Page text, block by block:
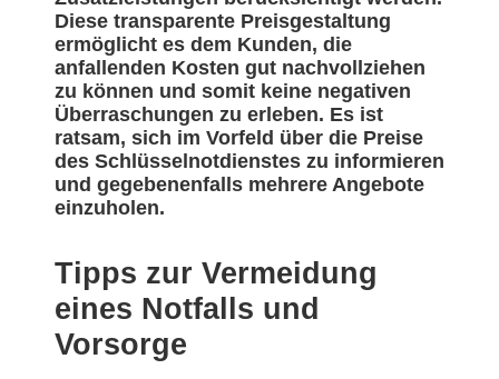
Diese transparente Preisgestaltung
ermöglicht es dem Kunden, die
anfallenden Kosten gut nachvollziehen
zu können und somit keine negativen
Überraschungen zu erleben. Es ist
ratsam, sich im Vorfeld über die Preise
des Schlüsselnotdienstes zu informieren
und gegebenenfalls mehrere Angebote
einzuholen.
Tipps zur Vermeidung
eines Notfalls und
Vorsorge